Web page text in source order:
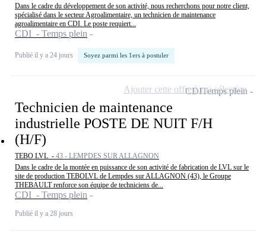
Dans le cadre du développement de son activité, nous recherchons pour notre client,
spécialisé dans le secteur Agroalimentaire, un technicien de maintenance
agroalimentaire en CDI. Le poste requiert...
CDI - Temps plein
Publié il y a 24 jours Soyez parmi les 1ers à postuler
Technicien de maintenance
industrielle POSTE DE NUIT F/H
(H/F)
TEBO LVL - 43 - LEMPDES SUR ALLAGNON
Dans le cadre de la montée en puissance de son activité de fabrication de LVL sur le
site de production TEBOLVL de Lempdes sur ALLAGNON (43), le Groupe
THEBAULT renforce son équipe de techniciens de...
CDI - Temps plein
Publié il y a 28 jours
CDITemps plein
Ajouter cette offre à ma sélection